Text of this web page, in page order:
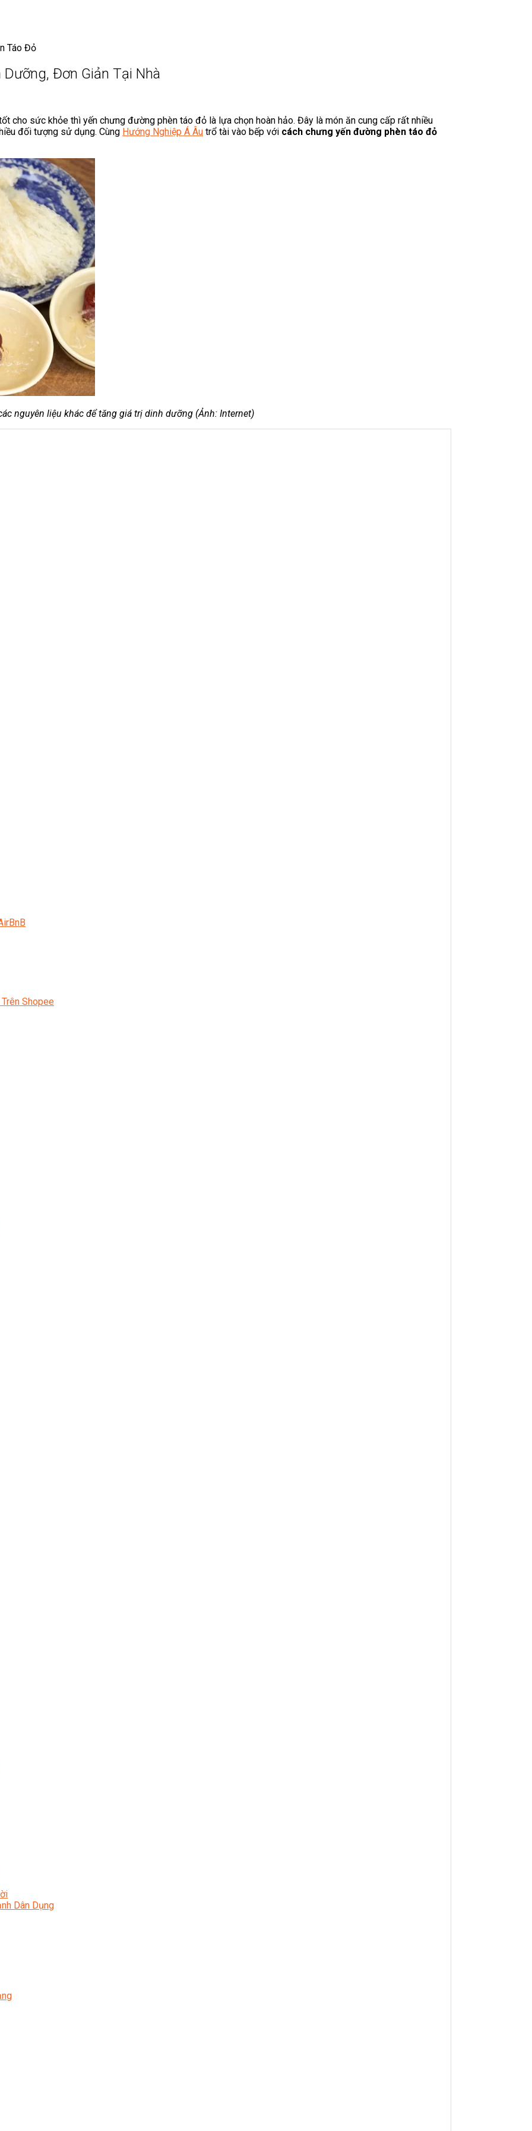
Shopee
Dân Dụng
Táo Đỏ
Đơn Giản Tại Nhà
cho sức khỏe thì yến chưng đường phèn táo đỏ là lựa chọn hoàn hảo. Đây là món ăn cung cấp rất nhiều
đối tượng sử dụng. Cùng Hướng Nghiệp Á Âu trổ tài vào bếp với cách chưng yến đường phèn táo đỏ
nguyên liệu khác để tăng giá trị dinh dưỡng (Ảnh: Internet)